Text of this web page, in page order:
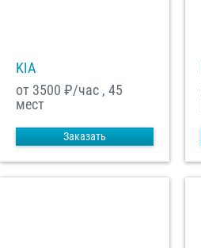
KIA
от 3500 ₽/час , 45
мест
Заказать